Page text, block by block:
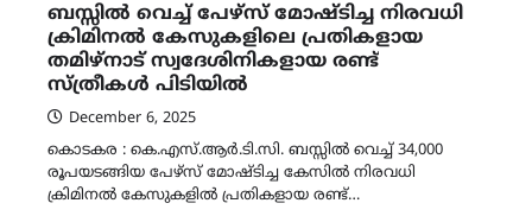
ബസ്സിൽ വെച്ച് പേഴ്സ് മോഷ്ടിച്ച നിരവധി
ക്രിമിനൽ കേസുകളിലെ പ്രതികളായ
തമിഴ്നാട് സ്വദേശിനികളായ രണ്ട്
സ്ത്രീകൾ പിടിയിൽ
December 6, 2025
കൊടകര : കെ.എസ്.ആർ.ടി.സി. ബസ്സിൽ വെച്ച് 34,000
രൂപയടങ്ങിയ പേഴ്സ് മോഷ്ടിച്ച കേസിൽ നിരവധി
ക്രിമിനൽ കേസുകളിൽ പ്രതികളായ രണ്ട്…